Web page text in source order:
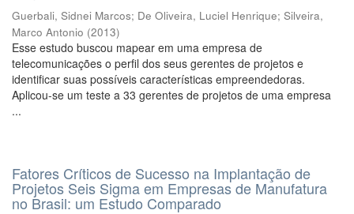
Guerbali, Sidnei Marcos; De Oliveira, Luciel Henrique; Silveira,
Marco Antonio (2013)
Esse estudo buscou mapear em uma empresa de
telecomunicações o perfil dos seus gerentes de projetos e
identificar suas possíveis características empreendedoras.
Aplicou-se um teste a 33 gerentes de projetos de uma empresa
...
Fatores Críticos de Sucesso na Implantação de
Projetos Seis Sigma em Empresas de Manufatura
no Brasil: um Estudo Comparado